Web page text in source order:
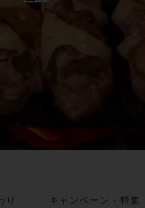
り キャンペーン・ 特集